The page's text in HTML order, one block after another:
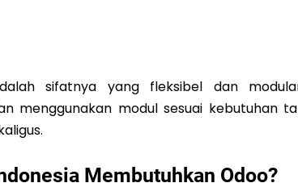
sifatnya yang fleksibel dan
menggunakan modul sesuai kebutuhan
Membutuhkan Odoo?